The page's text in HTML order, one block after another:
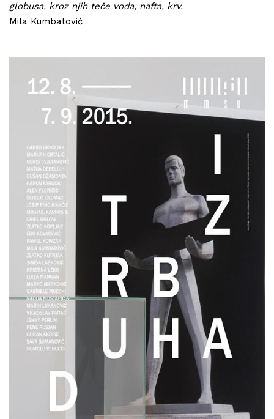
globusa, kroz njih teče voda, nafta, krv.
Mila Kumbatović